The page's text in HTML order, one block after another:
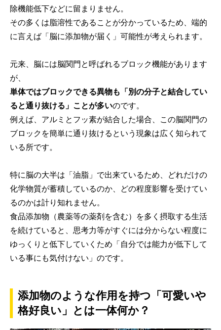
除機能低下などに留まりません。
その多くは脂溶性であることが分かっているため、端的
に言えば「脳に添加物が届く」可能性が考えられます。
元来、脳には脳関門と呼ばれるブロック機能があります
が、
単体ではブロックできる異物も「別の分子と結合してい
ると通り抜ける」ことが多いのです。
例えば、アルミとフッ素が結合した場合、この脳関門の
ブロックを簡単に通り抜けるという現象は広く知られて
いる所です。
特に脳の大半は「油脂」で出来ているため、どれだけの
化学物質が蓄積しているのか、どの程度影響を受けてい
るのかは計り知れません。
食品添加物（農薬等の薬剤を含む）を多く摂取する生活
を続けていると、思考力等がすぐには分からない程度に
ゆっくりと低下していくため「自分では能力が低下して
いる事にも気付けない」のです。
添加物のような作用を持つ「可愛いや
格好良い」とは一体何か？